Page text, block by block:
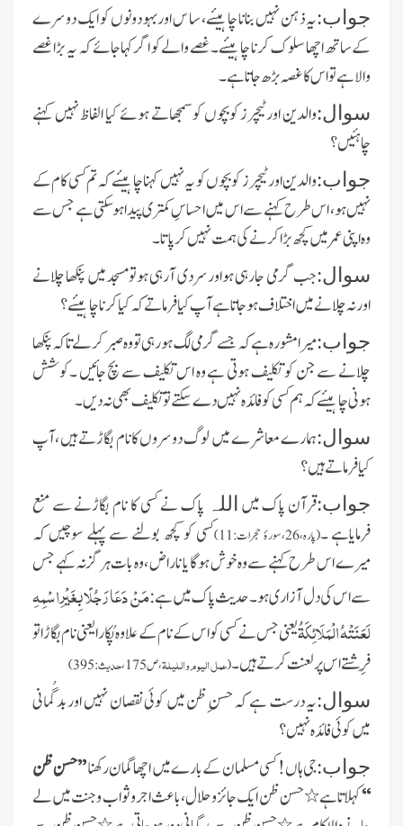
جواب:یہ ذہن نہیں بنانا چاہیئے، سا س اوربہو دونوں کو ایک دوسرے
کےساتھ اچھا سلوک کرنا چاہیئے۔ غصے والے کو اگر کہاجائے کہ یہ بڑا غصے
والاہے تو اس کا غصہ بڑھ جاتاہے۔
سوال:والدین اورٹیچرز کوبچوں کوسمجھاتے ہوئے کیا الفاظ نہیں کہنے
چاہئیں ؟
جواب:والدین اورٹیچرز کو بچوں کو یہ نہیں کہنا چاہیئے کہ تم کسی کام کے
نہیں ہو، اس طرح کہنے سے اس میں احساسِ کمتری پیداہوسکتی ہے جس سے
وہ اپنی عمرمیں کچھ بڑا کرنےکی ہمت نہیں کرپاتا۔
سوال:جب گرمی جارہی ہواورسردی آرہی ہوتومسجدمیں پنکھا چلانے
اورنہ چلانے میں اختلاف ہوجاتاہے آپ کیا فرماتے کہ کیا کرنا چاہیئے ؟
جواب:میرا مشورہ ہے کہ جسے گرمی لگ ہورہی تو وہ صبرکرلے تاکہ پنکھا
چلانے سے جن کو تکلیف ہوتی ہے وہ اس تکلیف سے بچ جائیں ۔کوشش
ہونی چاہیئے کہ ہم کسی کو فائدہ نہیں دے سکتے تو تکلیف بھی نہ دیں ۔
سوال:ہمارے معاشرے میں لوگ دوسروں کانام بگاڑتے ہیں ،آپ
کیا فرماتے ہیں ؟
جواب:قرآن پاک میں اللہ پاک نے کسی کا نام بگاڑنے سے منع
فرمایاہے ۔(پارہ،26،سورۂ حجرات:11)
کسی کو کچھ بولنے سے پہلے سوچیں کہ
میرے اس طرح کہنے سےوہ خوش ہوگا یا ناراض ،وہ بات ہرگزنہ کہے جس
سے اس کی دل آزاری ہو۔ حدیث پاک میں ہے :مَنْ دَعَا رَجُلًا بِغَيْرِ اسْمِهِ
لَعَنَتْهُ الْمَلَائِكَةُیعنی جس نے کسی کو اس کے نام کے علاوہ پُکارا یعنی نام بگاڑاتو
فِرِشتے اس پر لعنت کرتے ہیں ۔(عمل الیوم واللیلۃ، ص175، حدیث: 395)
سوال:یہ درست ہے کہ حسن ِظن میں کوئی نقصان نہیں اور بدگُمانی
میں کوئی فائدہ نہیں؟
جواب:جی ہاں! ‏ کسی مسلمان کے بارے میں اچھا گمان رکھنا’’حسن ظن
‘‘کہلاتا ہے٭حسن ظن ایک جائزوحلال، باعث اجر وثواب وجنت میں لے